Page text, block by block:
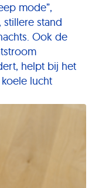
mode”,
stand
Ook de
helpt bij het
lucht